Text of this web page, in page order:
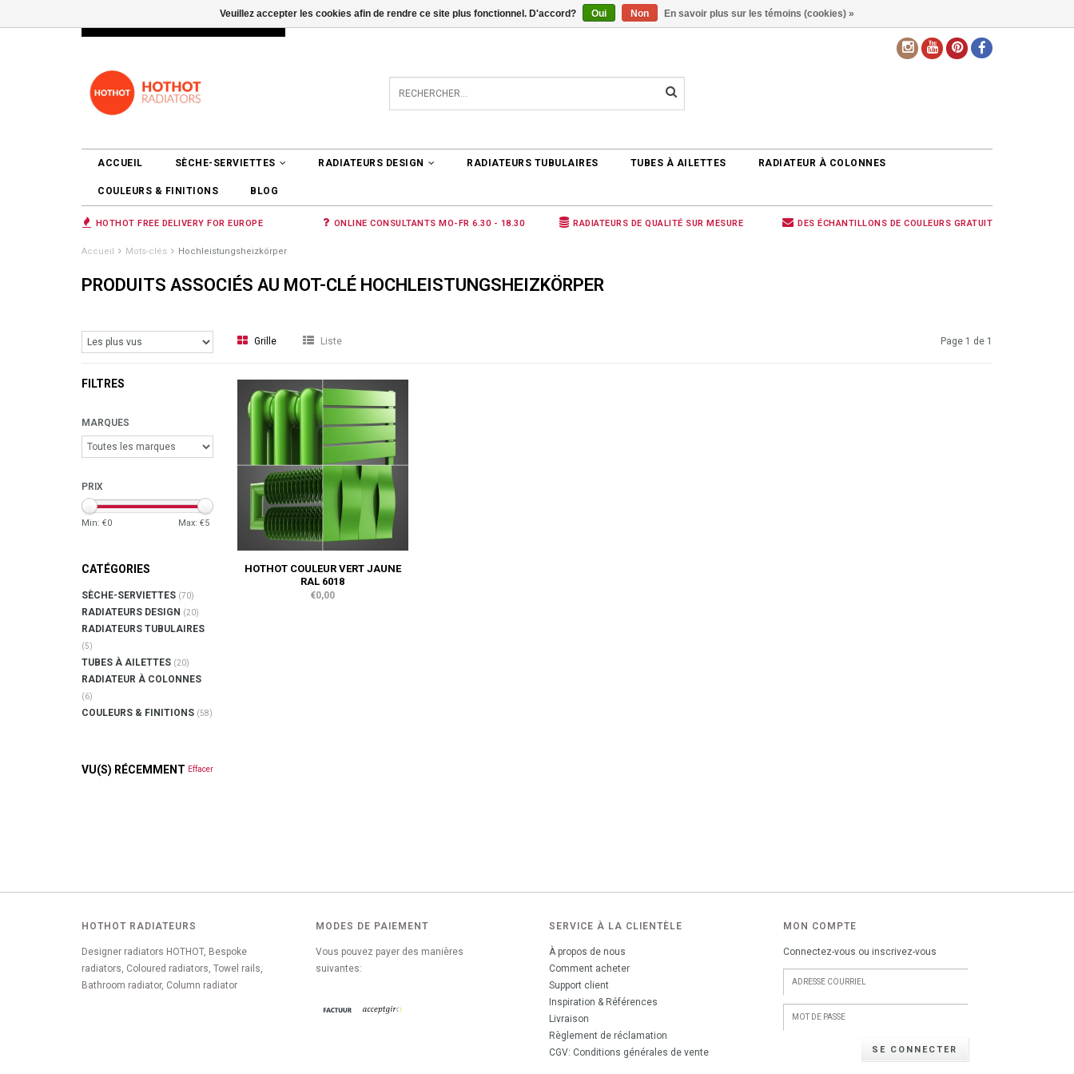
INFO@RADIATORS.SHOP SE CONNECTER 0 ARTICLES €0,00
ACCUEIL SÈCHE-SERVIETTES RADIATEURS DESIGN RADIATEURS TUBULAIRES TUBES À AILETTES RADIATEUR À COLONNES
COULEURS & FINITIONS BLOG
HOTHOT FREE DELIVERY FOR EUROPE ONLINE CONSULTANTS MO-FR 6.30 - 18.30 RADIATEURS DE QUALITÉ SUR MESURE DES ÉCHANTILLONS DE COULEURS GRATUIT
Accueil Mots-clés Hochleistungsheizkörper
PRODUITS ASSOCIÉS AU MOT-CLÉ HOCHLEISTUNGSHEIZKÖRPER
Grille Liste Page 1 de 1
FILTRES
MARQUES
PRIX
Min: €0 Max: €5
CATÉGORIES
SÈCHE-SERVIETTES (70)
RADIATEURS DESIGN (20)
RADIATEURS TUBULAIRES
(5)
TUBES À AILETTES (20)
RADIATEUR À COLONNES
(6)
COULEURS & FINITIONS (58)
VU(S) RÉCEMMENT Effacer
HOTHOT COULEUR VERT JAUNE
RAL 6018
€0,00
HOTHOT RADIATEURS
Designer radiators HOTHOT, Bespoke
radiators, Coloured radiators, Towel rails,
Bathroom radiator, Column radiator
MODES DE PAIEMENT
Vous pouvez payer des manières
suivantes:
SERVICE À LA CLIENTÈLE
À propos de nous
Comment acheter
Support client
Inspiration & Références
Livraison
Règlement de réclamation
CGV: Conditions générales de vente
MON COMPTE
Connectez-vous ou inscrivez-vous
SE CONNECTER
Veuillez accepter les cookies afin de rendre ce site plus fonctionnel. D'accord? Oui Non En savoir plus sur les témoins (cookies) »